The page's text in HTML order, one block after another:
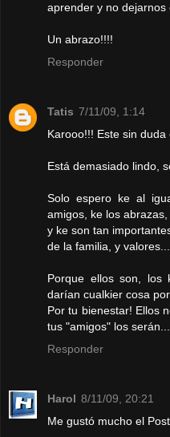
aprender y no
Un abrazo!!!!
Responder
Tatis 7/11/09, 1:14
Karooo!!! Este sin
Está demasiado lindo,
Solo espero ke al
amigos, ke los abrazas,
y ke son tan
de la familia, y
Porque ellos son, los
darían cualkier cosa
Por tu bienestar! Ellos
tus "amigos" los serán...
Responder
Harol 8/11/09, 20:21
Me gustó mucho el